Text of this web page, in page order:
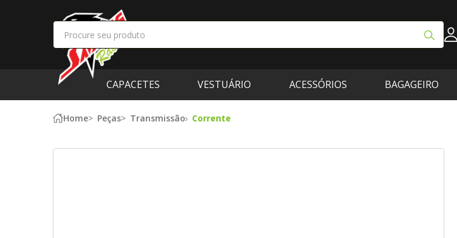
CAPACETES VESTUÁRIO ACESSÓRIOS BAGAGEIRO
Home Peças Transmissão Corrente